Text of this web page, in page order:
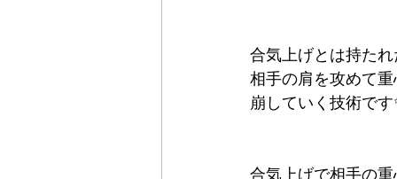
合気上げとは持たれ
相手の肩を攻めて重
崩していく技術です
合気上げで相手の重